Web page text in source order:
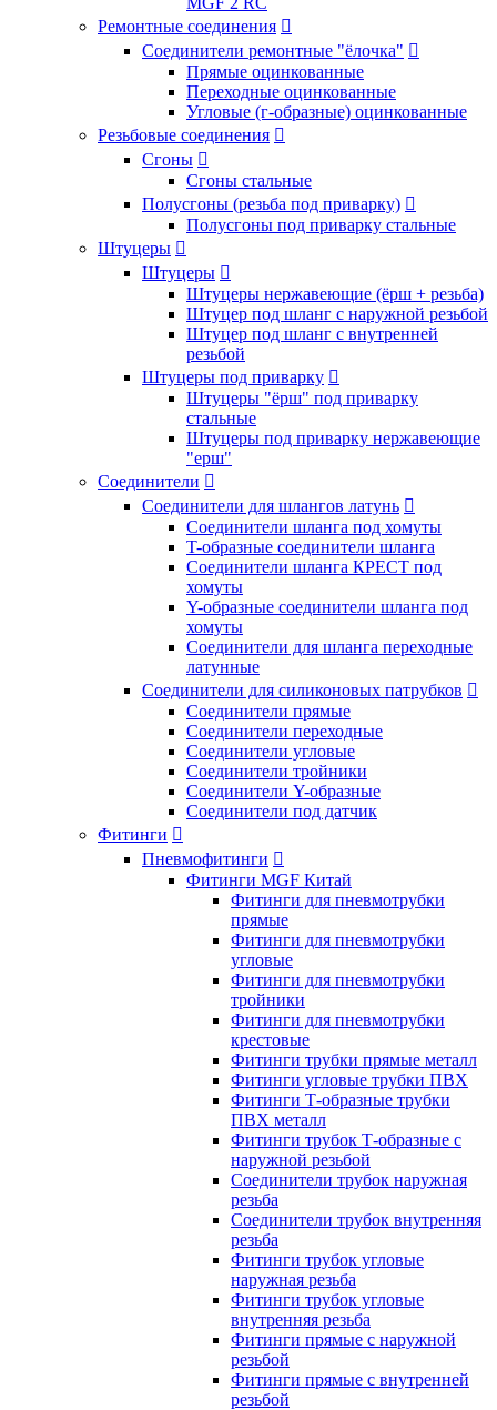
Ремонтные соединения 
Соединители ремонтные "ёлочка" 
Прямые оцинкованные
Переходные оцинкованные
Угловые (г-образные) оцинкованные
Резьбовые соединения 
Сгоны 
Сгоны стальные
Полусгоны (резьба под приварку) 
Полусгоны под приварку стальные
Штуцеры 
Штуцеры 
Штуцеры нержавеющие (ёрш + резьба)
Штуцер под шланг с наружной резьбой
Штуцер под шланг с внутренней
резьбой
Штуцеры под приварку 
Штуцеры "ёрш" под приварку
стальные
Штуцеры под приварку нержавеющие
"ерш"
Соединители 
Соединители для шлангов латунь 
Соединители шланга под хомуты
T-образные соединители шланга
Соединители шланга КРЕСТ под
хомуты
Y-образные соединители шланга под
хомуты
Соединители для шланга переходные
латунные
Соединители для силиконовых патрубков 
Соединители прямые
Соединители переходные
Соединители угловые
Соединители тройники
Соединители Y-образные
Соединители под датчик
Фитинги 
Пневмофитинги 
Фитинги MGF Китай
Фитинги для пневмотрубки
прямые
Фитинги для пневмотрубки
угловые
Фитинги для пневмотрубки
тройники
Фитинги для пневмотрубки
крестовые
Фитинги трубки прямые металл
Фитинги угловые трубки ПВХ
Фитинги Т-образные трубки
ПВХ металл
Фитинги трубок Т-образные с
наружной резьбой
Соединители трубок наружная
резьба
Соединители трубок внутренняя
резьба
Фитинги трубок угловые
наружная резьба
Фитинги трубок угловые
внутренняя резьба
Фитинги прямые с наружной
резьбой
Фитинги прямые с внутренней
резьбой